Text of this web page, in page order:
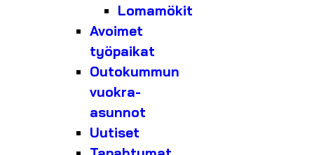
Lomamökit
Avoimet
työpaikat
Outokummun
vuokra-
asunnot
Uutiset